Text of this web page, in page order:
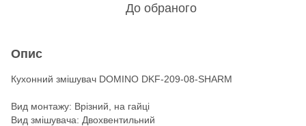
До обраного
Опис
Кухонний змішувач DOMINO DKF-209-08-SHARM
Вид монтажу: Врізний, на гайці
Вид змішувача: Двохвентильний